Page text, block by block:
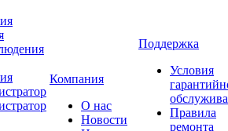
Компания
О нас
Новости
Поддержка
Условия
Правила
ремонта